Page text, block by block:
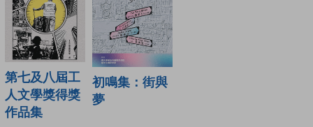
第七及八屆工
人文學獎得獎
作品集
初鳴集：街與
夢